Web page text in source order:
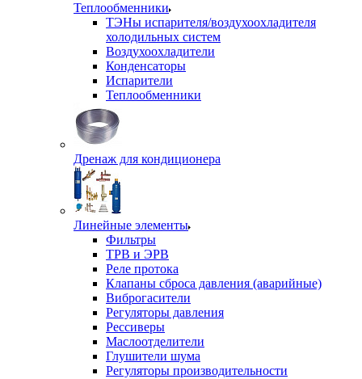
Теплообменники
ТЭНы испарителя/воздухоохладителя
холодильных систем
Воздухоохладители
Конденсаторы
Испарители
Теплообменники
Дренаж для кондиционера
Линейные элементы
Фильтры
ТРВ и ЭРВ
Реле протока
Клапаны сброса давления (аварийные)
Виброгасители
Регуляторы давления
Рессиверы
Маслоотделители
Глушители шума
Регуляторы производительности